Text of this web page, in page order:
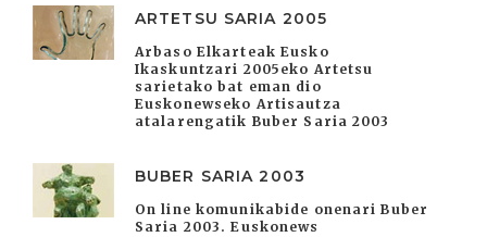
ARTETSU SARIA 2005
Arbaso Elkarteak Eusko
Ikaskuntzari 2005eko Artetsu
sarietako bat eman dio
Euskonewseko Artisautza
atalarengatik Buber Saria 2003
BUBER SARIA 2003
On line komunikabide onenari Buber
Saria 2003. Euskonews